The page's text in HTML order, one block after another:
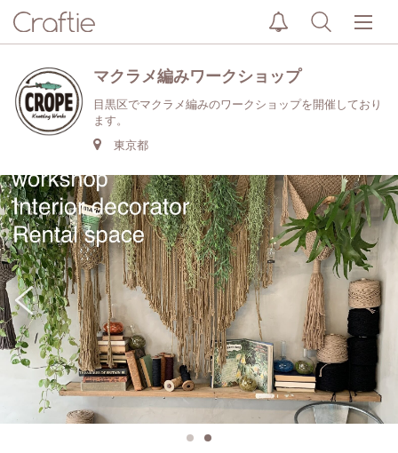
マクラメ編みワークショップ
目黒区でマクラメ編みのワークショップを開催しており
ます。
東京都